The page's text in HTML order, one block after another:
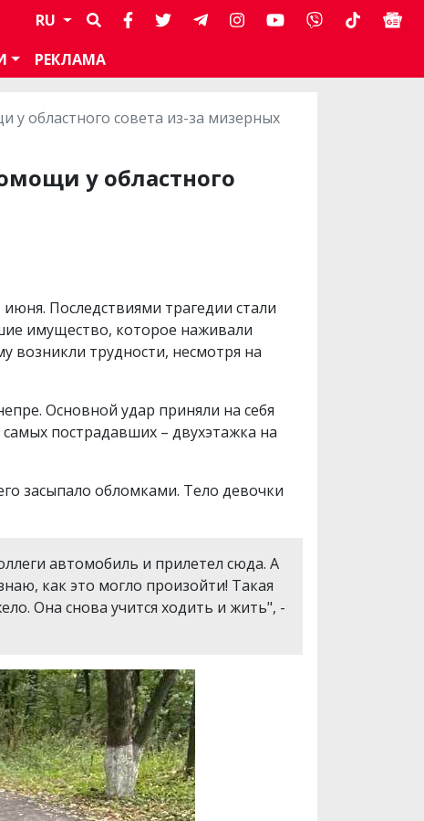
RU
РЕКЛАМА
областного совета из-за мизерных
у областного
Последствиями трагедии стали
имущество, которое наживали
возникли трудности, несмотря на
Основной удар приняли на себя
пострадавших – двухэтажка на
засыпало обломками. Тело девочки
автомобиль и прилетел сюда. А
как это могло произойти! Такая
Она снова учится ходить и жить", -